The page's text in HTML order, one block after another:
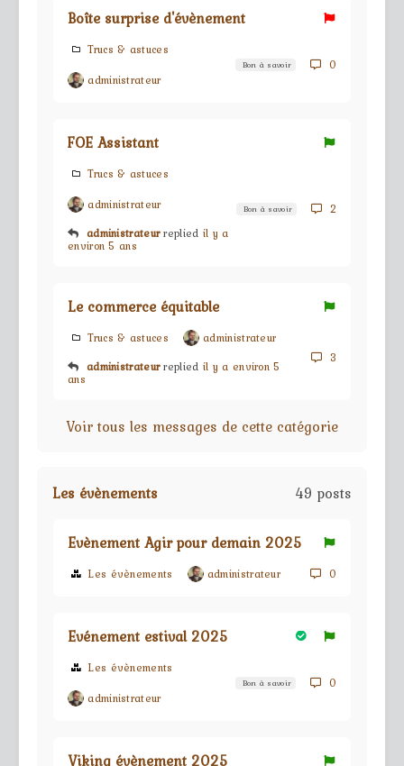
Boîte surprise d'évènement
Trucs & astuces
administrateur
Bon à savoir 0
FOE Assistant
Trucs & astuces
administrateur
administrateur replied il y a
environ 5 ans
Bon à savoir 2
Le commerce équitable
Trucs & astuces
administrateur
administrateur replied il y a environ 5
ans
3
Voir tous les messages de cette catégorie
Les évènements 49 posts
Evènement Agir pour demain 2025
Les évènements administrateur 0
Evénement estival 2025
Les évènements
administrateur
Bon à savoir 0
Viking évènement 2025